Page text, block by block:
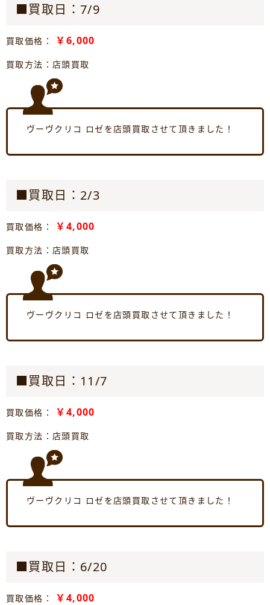
■買取日：7/9
買取価格： ￥6,000
買取方法：店頭買取
ヴーヴクリコ ロゼを店頭買取させて頂きました！
■買取日：2/3
買取価格： ￥4,000
買取方法：店頭買取
ヴーヴクリコ ロゼを店頭買取させて頂きました！
■買取日：11/7
買取価格： ￥4,000
買取方法：店頭買取
ヴーヴクリコ ロゼを店頭買取させて頂きました！
■買取日：6/20
買取価格： ￥4,000